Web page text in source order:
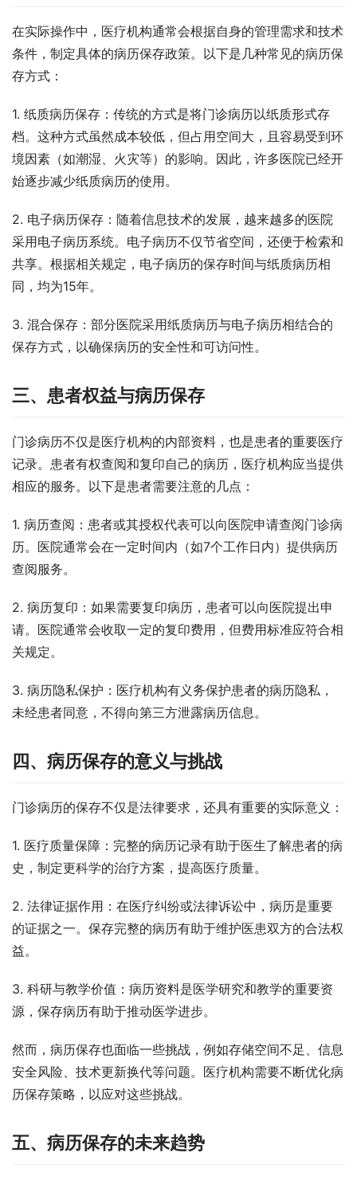
在实际操作中，医疗机构通常会根据自身的管理需求和技术
条件，制定具体的病历保存政策。以下是几种常见的病历保
存方式：
1. 纸质病历保存：传统的方式是将门诊病历以纸质形式存
档。这种方式虽然成本较低，但占用空间大，且容易受到环
境因素（如潮湿、火灾等）的影响。因此，许多医院已经开
始逐步减少纸质病历的使用。
2. 电子病历保存：随着信息技术的发展，越来越多的医院
采用电子病历系统。电子病历不仅节省空间，还便于检索和
共享。根据相关规定，电子病历的保存时间与纸质病历相
同，均为15年。
3. 混合保存：部分医院采用纸质病历与电子病历相结合的
保存方式，以确保病历的安全性和可访问性。
三、患者权益与病历保存
门诊病历不仅是医疗机构的内部资料，也是患者的重要医疗
记录。患者有权查阅和复印自己的病历，医疗机构应当提供
相应的服务。以下是患者需要注意的几点：
1. 病历查阅：患者或其授权代表可以向医院申请查阅门诊病
历。医院通常会在一定时间内（如7个工作日内）提供病历
查阅服务。
2. 病历复印：如果需要复印病历，患者可以向医院提出申
请。医院通常会收取一定的复印费用，但费用标准应符合相
关规定。
3. 病历隐私保护：医疗机构有义务保护患者的病历隐私，
未经患者同意，不得向第三方泄露病历信息。
四、病历保存的意义与挑战
门诊病历的保存不仅是法律要求，还具有重要的实际意义：
1. 医疗质量保障：完整的病历记录有助于医生了解患者的病
史，制定更科学的治疗方案，提高医疗质量。
2. 法律证据作用：在医疗纠纷或法律诉讼中，病历是重要
的证据之一。保存完整的病历有助于维护医患双方的合法权
益。
3. 科研与教学价值：病历资料是医学研究和教学的重要资
源，保存病历有助于推动医学进步。
然而，病历保存也面临一些挑战，例如存储空间不足、信息
安全风险、技术更新换代等问题。医疗机构需要不断优化病
历保存策略，以应对这些挑战。
五、病历保存的未来趋势